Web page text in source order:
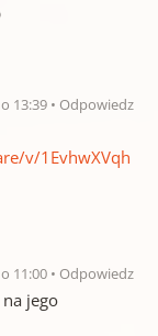
13:39 Odpowiedz
v/1EvhwXVqh
11:00 Odpowiedz
jego